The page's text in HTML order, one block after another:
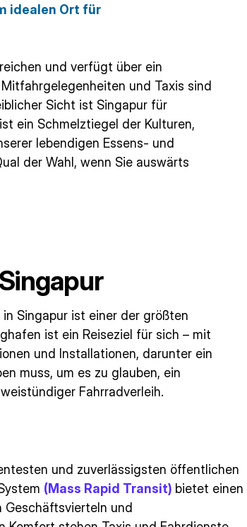
idealen Ort für
und verfügt über ein
und Taxis sind
Sicht ist Singapur für
ein Schmelztiegel der Kulturen,
lebendigen Essens- und
der Wahl, wenn Sie auswärts
in Singapur ist einer der größten
ist ein Reiseziel für sich – mit
und Installationen, darunter ein
muss, um es zu glauben, ein
Fahrradverleih.
und zuverlässigsten öffentlichen
(Mass Rapid Transit) bietet einen
und